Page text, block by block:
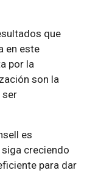
que
en este
por la
son la
ser
es
creciendo
para dar